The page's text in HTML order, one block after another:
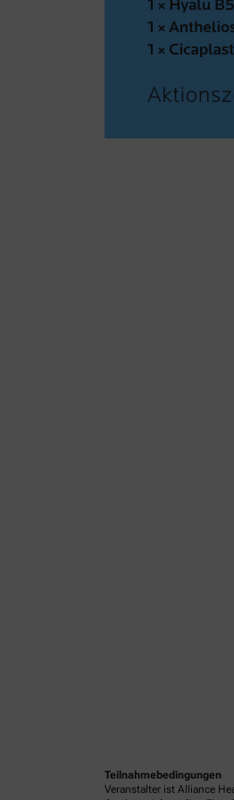
Teilnahmebedingungen
Veranstalter ist Alliance